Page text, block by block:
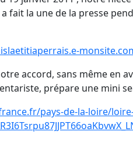
fait la une de la presse
accord, sans même en
prépare une mini
pays-de-la-loire/